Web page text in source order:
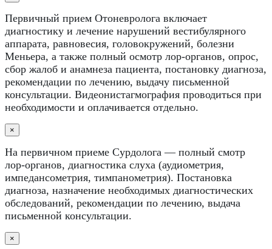
Первичный прием Отоневролога включает
диагностику и лечение нарушений вестибулярного
аппарата, равновесия, головокружений, болезни
Меньера, а также полный осмотр лор-органов, опрос,
сбор жалоб и анамнеза пациента, постановку диагноза,
рекомендации по лечению, выдачу письменной
консультации. Видеонистагмография проводиться при
необходимости и оплачивается отдельно.
×
На первичном приеме Сурдолога — полный смотр
лор-органов, диагностика слуха (аудиометрия,
импедансометрия, тимпанометрия). Постановка
диагноза, назначение необходимых диагностических
обследований, рекомендации по лечению, выдача
письменной консультации.
×